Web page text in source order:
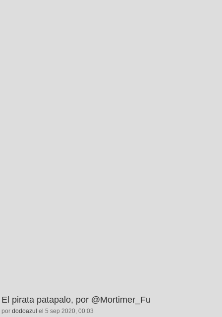
El pirata patapalo, por @Mortimer_Fu
por dodoazul el 5 sep 2020, 00:03